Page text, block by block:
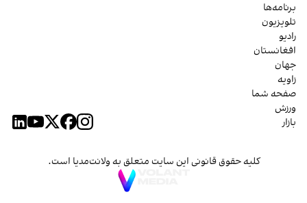
برنامه‌ها
تلویزیون
رادیو
افغانستان
جهان
زاویه
صفحه شما
ورزش
بازار
کلیه حقوق قانونی این سایت متعلق به ولانت‌مدیا است.